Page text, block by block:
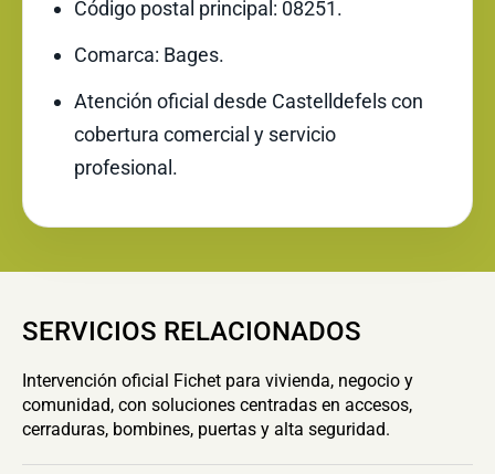
Código postal principal: 08251.
Comarca: Bages.
Atención oficial desde Castelldefels con
cobertura comercial y servicio
profesional.
SERVICIOS RELACIONADOS
Intervención oficial Fichet para vivienda, negocio y
comunidad, con soluciones centradas en accesos,
cerraduras, bombines, puertas y alta seguridad.